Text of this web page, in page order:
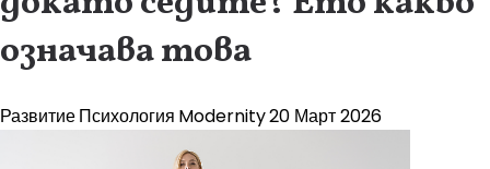
означава това
РазвитиеПсихология Modernity20 Март 2026